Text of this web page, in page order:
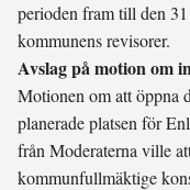
perioden fram till den
kommunens revisorer.
Avslag på motion om
Motionen om att öppna
planerade platsen för
från Moderaterna ville
kommunfullmäktige